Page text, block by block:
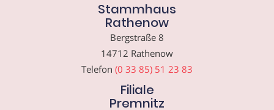
Stammhaus
Rathenow
Bergstraße 8
14712 Rathenow
Telefon (0 33 85) 51 23 83
Filiale
Premnitz